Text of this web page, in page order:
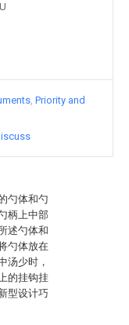
勺体和勺
柄上中部
述勺体和
勺体放在
汤少时，
的挂钩挂
型设计巧
Priority and